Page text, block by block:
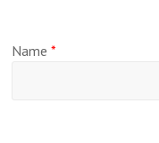
Name*